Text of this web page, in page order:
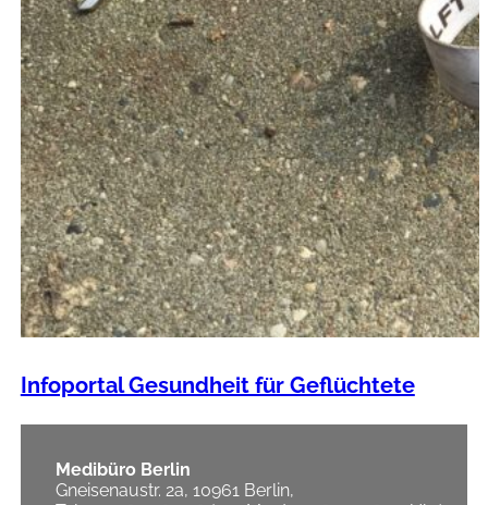
Infoportal Gesundheit für Geflüchtete
Medibüro Berlin
Gneisenaustr. 2a, 10961 Berlin,